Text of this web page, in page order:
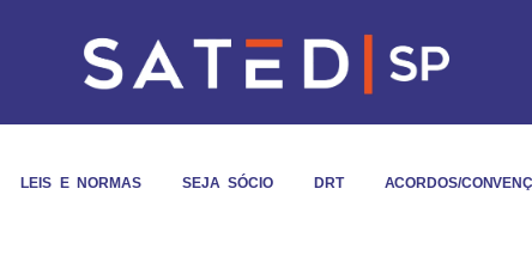
LEIS E NORMAS SEJA SÓCIO DRT ACORDOS/